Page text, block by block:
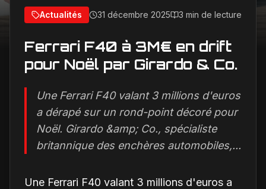
Actualités 31 décembre 2025 3 min de lecture
Ferrari F40 à 3M€ en drift
pour Noël par Girardo & Co.
Une Ferrari F40 valant 3 millions d'euros
a dérapé sur un rond-point décoré pour
Noël. Girardo &amp; Co., spécialiste
britannique des enchères automobiles,...
Une Ferrari F40 valant 3 millions d'euros a